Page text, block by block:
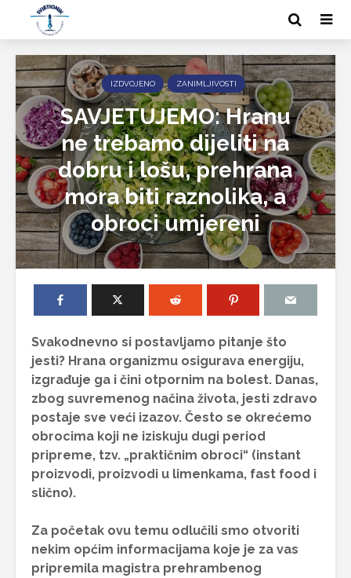
IZDVOJENO ZANIMLJIVOSTI
SAVJETUJEMO: Hranu
ne trebamo dijeliti na
dobru i lošu, prehrana
mora biti raznolika, a
obroci umjereni
Svakodnevno si postavljamo pitanje što
jesti? Hrana organizmu osigurava energiju,
izgrađuje ga i čini otpornim na bolest. Danas,
zbog suvremenog načina života, jesti zdravo
postaje sve veći izazov. Često se okrećemo
obrocima koji ne iziskuju dugi period
pripreme, tzv. „praktičnim obroci“ (instant
proizvodi, proizvodi u limenkama, fast food i
slično).
Za početak ovu temu odlučili smo otvoriti
nekim općim informacijama koje je za vas
pripremila magistra prehrambenog